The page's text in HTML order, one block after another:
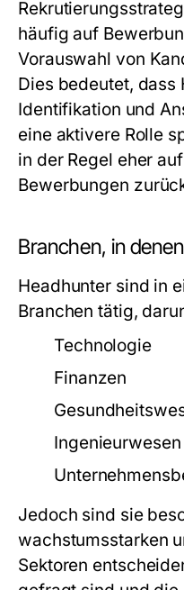
häufig auf
Vorauswahl von
Dies bedeutet, dass
Identifikation und
eine aktivere Rolle
in der Regel eher
Bewerbungen
Branchen, in
Headhunter sind in
Branchen tätig,
Technologie
Finanzen
Ingenieurwesen
Jedoch sind sie
wachstumsstarken
Sektoren